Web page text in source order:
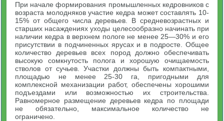
При начале формирования промышленных кедровников с
возраста молодняков участие кедра может составлять 10-
15% от общего числа деревьев. В средневозрастных и
старших насаждениях уходы целесообразно начинать при
наличии кедра в верхнем пологе не менее 25—30% и его
присутствии в подчиненных ярусах и в подросте. Общее
количество деревьев всех пород должно обеспечивать
высокую сомкнутость полога и хорошую очищаемость
стволов от сучьев. Участки должны быть компактными,
площадью не менее 25-30 га, пригодными для
комплексной механизации работ, обеспечены хорошими
подъездами или возможностью их строительства.
Равномерное размещение деревьев кедра по площади
не обязательно, максимальное количество не
ограничено.